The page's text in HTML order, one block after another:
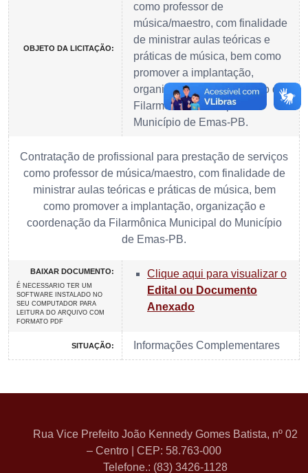
OBJETO DA LICITAÇÃO:
como professor de
música/maestro, com finalidade
de ministrar aulas teóricas e
práticas de música, bem como
promover a implantação,
organização e coordenação da
Filarmônica Municipal do
Município de Emas-PB.
Contratação de profissional para prestação de serviços
como professor de música/maestro, com finalidade de
ministrar aulas teóricas e práticas de música, bem
como promover a implantação, organização e
coordenação da Filarmônica Municipal do Município
de Emas-PB.
BAIXAR DOCUMENTO:
É NECESSARIO TER UM
SOFTWARE INSTALADO NO
SEU COMPUTADOR PARA
LEITURA DO ARQUIVO COM
FORMATO PDF
Clique aqui para visualizar o
Edital ou Documento
Anexado
SITUAÇÃO: Informações Complementares
Rua Vice Prefeito João Kennedy Gomes Batista, nº 02
– Centro | CEP: 58.763-000
Telefone.: (83) 3426-1128